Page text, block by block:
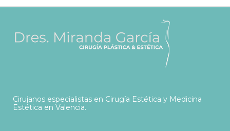
Cirujanos especialistas en Cirugía Estética y Medicina
Estética en Valencia.